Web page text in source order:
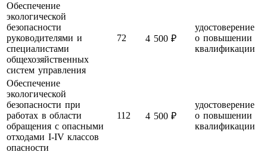
Обеспечение
экологической
безопасности
руководителями и
специалистами
общехозяйственных
систем управления
72 4 500 ₽
удостоверение
о повышении
квалификации
Обеспечение
экологической
безопасности при
работах в области
обращения с опасными
отходами I-IV классов
опасности
112 4 500 ₽
удостоверение
о повышении
квалификации